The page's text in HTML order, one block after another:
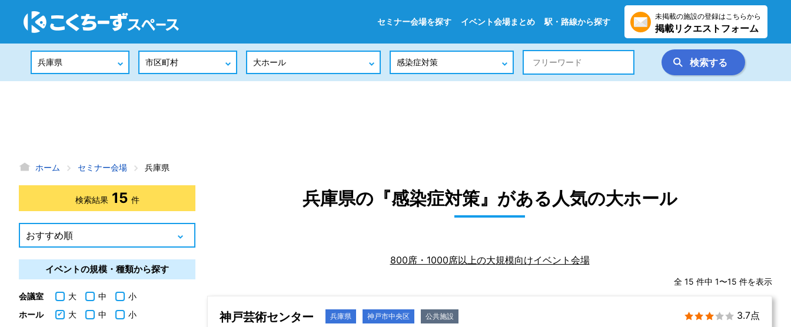
セミナー会場を探す イベント会場まとめ 駅・路線から探す
未掲載の施設の登録はこちらから
掲載リクエストフォーム
検索する
ホーム セミナー会場 兵庫県
兵庫県の『感染症対策』がある人気の大ホール
800席・1000席以上の大規模向けイベント会場
全 15 件中 1〜15 件を表示
神戸芸術センター 兵庫県 神戸市中央区 公共施設 3.7点
検索結果 15 件
イベントの規模・種類から探す
会議室 大 中
小
ホール
大 中
小